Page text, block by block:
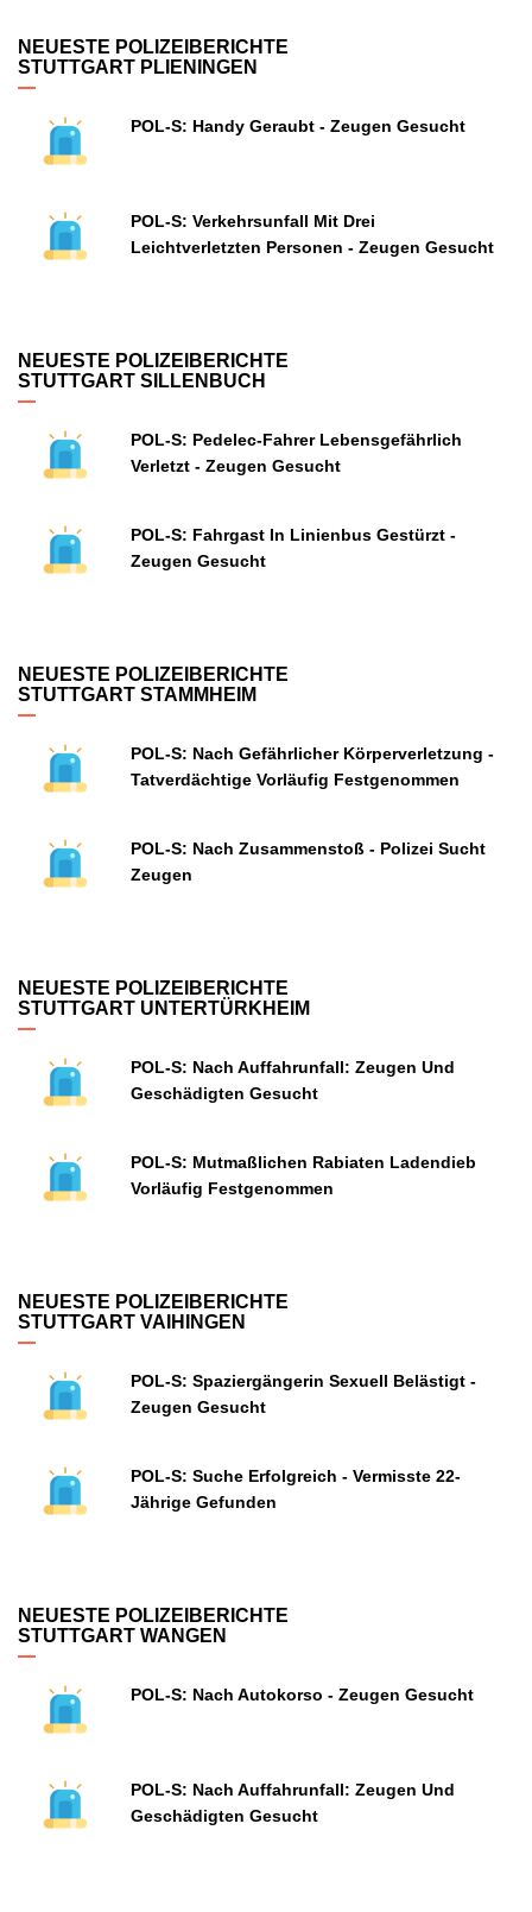
NEUESTE POLIZEIBERICHTE
STUTTGART PLIENINGEN
POL-S: Handy Geraubt - Zeugen Gesucht
POL-S: Verkehrsunfall Mit Drei
Leichtverletzten Personen - Zeugen Gesucht
NEUESTE POLIZEIBERICHTE
STUTTGART SILLENBUCH
POL-S: Pedelec-Fahrer Lebensgefährlich
Verletzt - Zeugen Gesucht
POL-S: Fahrgast In Linienbus Gestürzt -
Zeugen Gesucht
NEUESTE POLIZEIBERICHTE
STUTTGART STAMMHEIM
POL-S: Nach Gefährlicher Körperverletzung -
Tatverdächtige Vorläufig Festgenommen
POL-S: Nach Zusammenstoß - Polizei Sucht
Zeugen
NEUESTE POLIZEIBERICHTE
STUTTGART UNTERTÜRKHEIM
POL-S: Nach Auffahrunfall: Zeugen Und
Geschädigten Gesucht
POL-S: Mutmaßlichen Rabiaten Ladendieb
Vorläufig Festgenommen
NEUESTE POLIZEIBERICHTE
STUTTGART VAIHINGEN
POL-S: Spaziergängerin Sexuell Belästigt -
Zeugen Gesucht
POL-S: Suche Erfolgreich - Vermisste 22-
Jährige Gefunden
NEUESTE POLIZEIBERICHTE
STUTTGART WANGEN
POL-S: Nach Autokorso - Zeugen Gesucht
POL-S: Nach Auffahrunfall: Zeugen Und
Geschädigten Gesucht